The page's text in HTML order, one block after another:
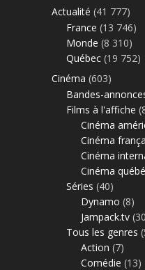
Actualité (41 777)
France (13 746)
Monde (8 310)
Québec (19 752)
Cinéma (603)
Bandes-
Films à l'affiche
Cinéma
Cinéma
Cinéma
Cinéma
Séries (40)
Dynamo (8)
Jampack.tv
Tous les genres
Action (7)
Comédie (13)